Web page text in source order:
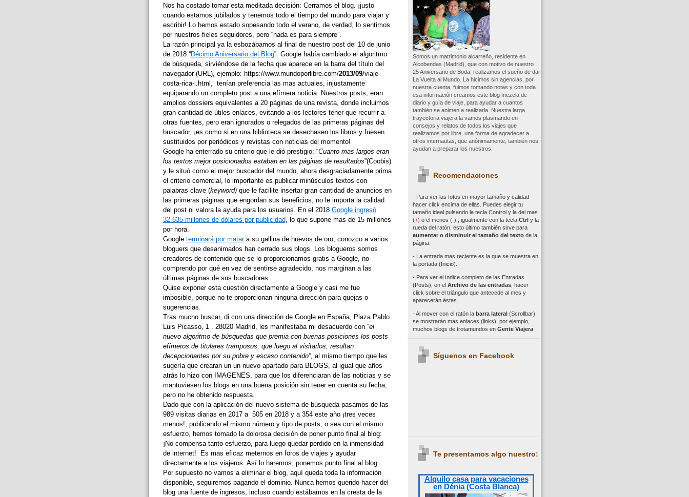
Nos ha costado tomar esta meditada decisión: Cerramos el blog. ¡justo
cuando estamos jubilados y tenemos todo el tiempo del mundo para viajar y
escribir! Lo hemos estado sopesando todo el verano, de verdad, lo sentimos
por nuestros fieles seguidores, pero “nada es para siempre”.
La razón principal ya la esbozábamos al final de nuestro post del 10 de junio
de 2018 “Décimo Aniversario del Blog”. Google había cambiado el algoritmo
de búsqueda, sirviéndose de la fecha que aparece en la barra del título del
navegador (URL), ejemplo: https://www.mundoporlibre.com/2013/09/viaje-
costa-rica-i.html, tenían preferencia las mas actuales, injustamente
equiparando un completo post a una efímera noticia. Nuestros posts, eran
amplios dossiers equivalentes a 20 páginas de una revista, donde incluimos
gran cantidad de útiles enlaces, evitando a los lectores tener que recurrir a
otras fuentes, pero eran ignorados o relegados de las primeras páginas del
buscador, ¡es como si en una biblioteca se desechasen los libros y fuesen
sustituidos por periódicos y revistas con noticias del momento!
Google ha enterrado su criterio que le dió prestigio: “Cuanto mas largos eran
los textos mejor posicionados estaban en las páginas de resultados”(Coobis)
y le situó como el mejor buscador del mundo, ahora desgraciadamente prima
el criterio comercial, lo importante es publicar minúsculos textos con
palabras clave (keyword)que le facilite insertar gran cantidad de anuncios en
las primeras páginas que engordan sus beneficios, no le importa la calidad
del post ni valora la ayuda para los usuarios. En el 2018 Google ingresó
32.635 millones de dólares por publicidad, lo que supone mas de 15 millones
por hora.
Google terminará por matara su gallina de huevos de oro, conozco a varios
bloguers que desanimados han cerrado sus blogs. Los blogueros somos
creadores de contenido que se lo proporcionamos gratis a Google, no
comprendo por qué en vez de sentirse agradecido, nos marginan a las
últimas páginas de sus buscadores.
Quise exponer esta cuestión directamente a Google y casi me fue
imposible, porque no te proporcionan ninguna dirección para quejas o
sugerencias.
Tras mucho buscar, di con una dirección de Google en España, Plaza Pablo
Luis Picasso, 1 . 28020 Madrid, les manifestaba mi desacuerdo con “el
nuevo algoritmo de búsquedas que premia con buenas posiciones los posts
efímeros de titulares tramposos, que luego al visitarlos, resultan
decepcionantes por su pobre y escaso contenido”, al mismo tiempo que les
sugería que crearan un un nuevo apartado para BLOGS, al igual que años
atrás lo hizo con IMAGENES, para que los diferenciaran de las noticias y se
mantuviesen los blogs en una buena posición sin tener en cuenta su fecha,
pero no he obtenido respuesta.
Dado que con la aplicación del nuevo sistema de búsqueda pasamos de las
989 visitas diarias en 2017 a 505 en 2018 y a 354 este año ¡tres veces
menos!, publicando el mismo número y tipo de posts, o sea con el mismo
esfuerzo, hemos tomado la dolorosa decisión de poner punto final al blog:
¡No compensa tanto esfuerzo, para luego quedar perdido en la inmensidad
de internet! Es mas eficaz meternos en foros de viajes y ayudar
directamente a los viajeros. Así lo haremos, ponemos punto final al blog.
Por supuesto no vamos a eliminar el blog, aquí queda toda la información
disponible, seguiremos pagando el dominio. Nunca hemos querido hacer del
blog una fuente de ingresos, incluso cuando estábamos en la cresta de la
Somos un matrimonio alcarreño, residente en
Alcobendas (Madrid), que con motivo de nuestro
25 Aniversario de Boda, realizamos el sueño de dar
La Vuelta al Mundo. La hicimos sin agencias, por
nuestra cuenta, fuimos tomando notas y con toda
esa información creamos este blog mezcla de
diario y guía de viaje, para ayudar a cuantos
también se animen a realizarla. Nuestra larga
trayectoria viajera la vamos plasmando en
consejos y relatos de todos los viajes que
realizamos por libre, una forma de agradecer a
otros internautas, que anónimamente, también nos
ayudan a preparar los nuestros.
Recomendaciones
- Para ver las fotos en mayor tamaño y calidad
hacer click encima de ellas. Puedes elegir tu
tamaño ideal pulsando la tecla Controly la del mas
(+) o el menos (-) igualmente con la tecla Ctrl y la
rueda del ratón, esto último también sirve para
aumentar o disminuir el tamaño del textode la
página.
- La entrada mas reciente es la que se muestra en
la portada (Inicio).
- Para ver el índice completo de las Entradas
(Posts), en el Archivo de las entradas, hacer
click sobre el triángulo que antecede al mes y
aparecerán éstas.
- Al mover con el ratón la barra lateral(Scrollbar),
se mostrarán mas enlaces (links), por ejemplo,
muchos blogs de trotamundos en Gente Viajera.
Síguenos en Facebook
Te presentamos algo nuestro:
Alquilo casa para vacaciones
en Dénia (Costa Blanca)